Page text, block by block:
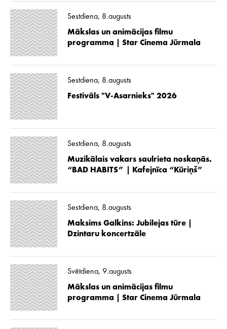
Sestdiena, 8.augusts
Mākslas un animācijas filmu
programma | Star Cinema Jūrmala
Sestdiena, 8.augusts
Festivāls "V-Asarnieks" 2026
Sestdiena, 8.augusts
Muzikālais vakars saulrieta noskaņās.
“BAD HABITS” | Kafejnīca “Kūriņš”
Sestdiena, 8.augusts
Maksims Galkins: Jubilejas tūre |
Dzintaru koncertzāle
Svētdiena, 9.augusts
Mākslas un animācijas filmu
programma | Star Cinema Jūrmala